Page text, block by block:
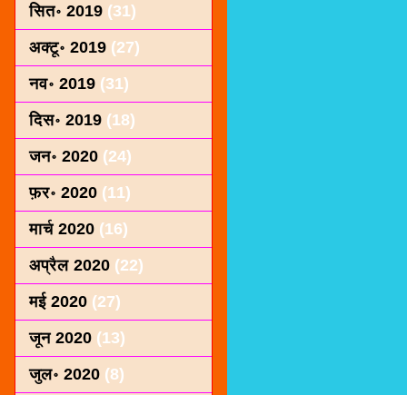
सित॰ 2019 (31)
अक्टू॰ 2019 (27)
नव॰ 2019 (31)
दिस॰ 2019 (18)
जन॰ 2020 (24)
फ़र॰ 2020 (11)
मार्च 2020 (16)
अप्रैल 2020 (22)
मई 2020 (27)
जून 2020 (13)
जुल॰ 2020 (8)